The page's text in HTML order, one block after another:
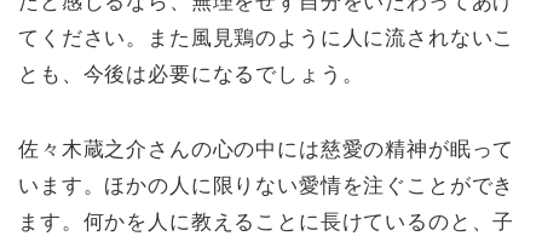
てください。また風見鶏のように人に流されないこ
とも、今後は必要になるでしょう。
佐々木蔵之介さんの心の中には慈愛の精神が眠って
います。ほかの人に限りない愛情を注ぐことができ
ます。何かを人に教えることに長けているのと、子